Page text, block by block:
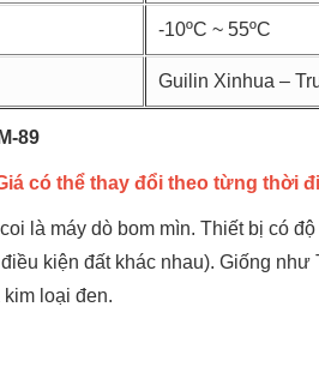
-10ºC ~ 55ºC
Guilin Xinhua –
89
có thể thay đổi theo từng thời
là máy dò bom mìn. Thiết bị có
kiện đất khác nhau). Giống
loại đen.